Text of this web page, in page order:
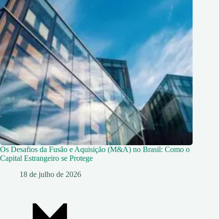
Os Desafios da Fusão e Aquisição (M&A) no Brasil: Como o
Capital Estrangeiro se Protege
18 de julho de 2026